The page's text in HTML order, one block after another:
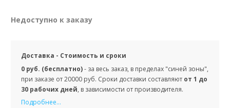
Недоступно к заказу
Доставка - Стоимость и сроки
0 руб. (бесплатно)- за весь заказ, в пределах "синей зоны",
при заказе от 20000 руб. Сроки доставки составляют от 1 до
30 рабочих дней, в зависимости от производителя.
Подробнее...